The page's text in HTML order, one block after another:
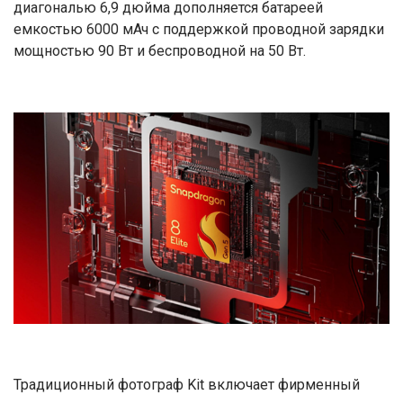
диагональю 6,9 дюйма дополняется батареей
емкостью 6000 мАч с поддержкой проводной зарядки
мощностью 90 Вт и беспроводной на 50 Вт.
Традиционный фотограф Kit включает фирменный